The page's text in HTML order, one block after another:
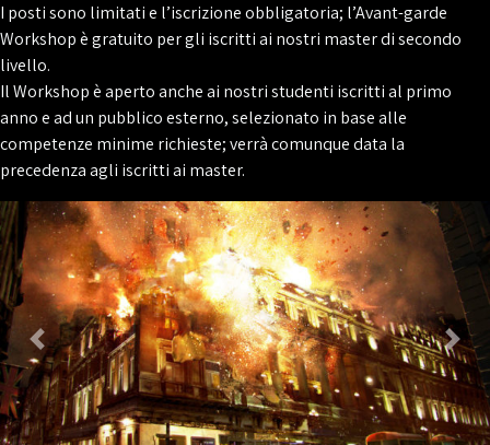
I posti sono limitati e l’iscrizione obbligatoria; l’Avant-garde
Workshop è gratuito per gli iscritti ai nostri master di secondo
livello.
Il Workshop è aperto anche ai nostri studenti iscritti al primo
anno e ad un pubblico esterno, selezionato in base alle
competenze minime richieste; verrà comunque data la
precedenza agli iscritti ai master.